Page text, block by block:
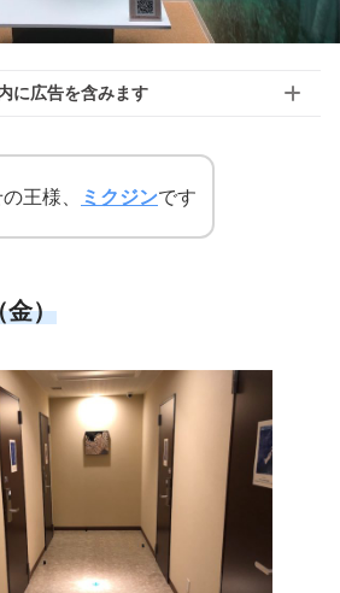
に広告を含みます
王様、 ミクジンです
金）